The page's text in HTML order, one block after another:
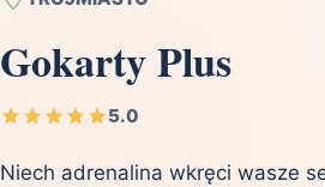
Gokarty Plus
5.0
Niech adrenalina wkręci wasze